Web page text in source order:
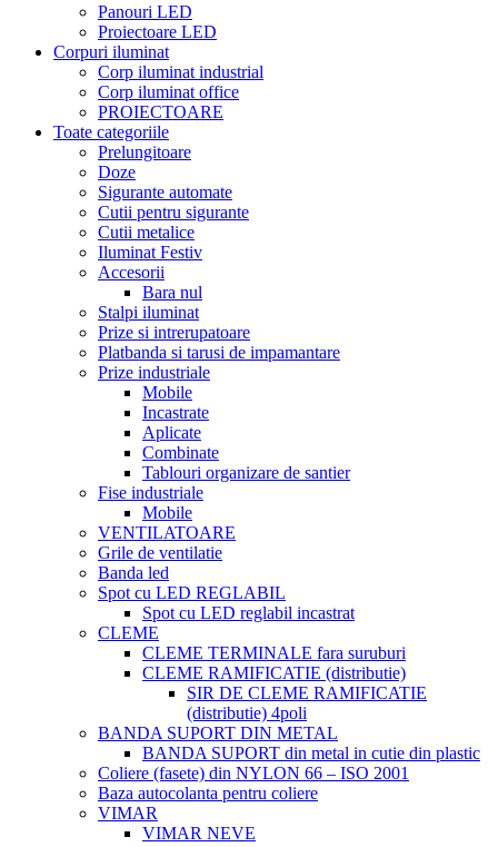
Panouri LED
Proiectoare LED
Corpuri iluminat
Corp iluminat industrial
Corp iluminat office
PROIECTOARE
Toate categoriile
Prelungitoare
Doze
Sigurante automate
Cutii pentru sigurante
Cutii metalice
Iluminat Festiv
Accesorii
Bara nul
Stalpi iluminat
Prize si intrerupatoare
Platbanda si tarusi de impamantare
Prize industriale
Mobile
Incastrate
Aplicate
Combinate
Tablouri organizare de santier
Fise industriale
Mobile
VENTILATOARE
Grile de ventilatie
Banda led
Spot cu LED REGLABIL
Spot cu LED reglabil incastrat
CLEME
CLEME TERMINALE fara suruburi
CLEME RAMIFICATIE (distributie)
SIR DE CLEME RAMIFICATIE
(distributie) 4poli
BANDA SUPORT DIN METAL
BANDA SUPORT din metal in cutie din plastic
Coliere (fasete) din NYLON 66 – ISO 2001
Baza autocolanta pentru coliere
VIMAR
VIMAR NEVE